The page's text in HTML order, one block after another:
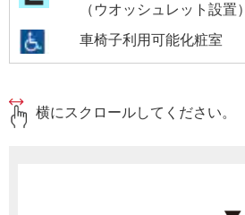
（ウオッシュレット設置）
車椅子利用可能化粧室
横にスクロールしてください。